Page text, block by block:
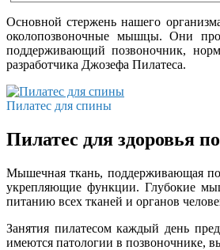
Основной стержень нашего
околопозвоночные мышцы. Они
поддерживающий позвоночник,
разработчика Джозефа Пилатеса.
Пилатес для спины
Пилатес для здоровья
Мышечная ткань, поддерживающая
укрепляющие функции. Глубокие
питанию всех тканей и органов
Занятия пилатесом каждый день
имеются патологии в позвоночнике,